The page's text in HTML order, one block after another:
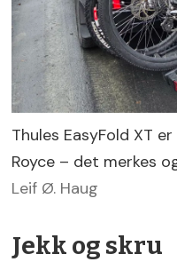
Thules EasyFold XT
Royce – det merkes
Leif Ø. Haug
Jekk og skru